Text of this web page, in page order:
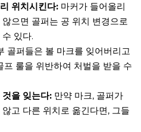
위치시킨다: 마커가 들어올리
으면 골퍼는 공 위치 변경으로
있다.
골퍼들은 볼 마크를 잊어버리고
룰을 위반하여 처벌을 받을 수
을 잊는다: 만약 마크, 골퍼가
고 다른 위치로 옮긴다면, 그들